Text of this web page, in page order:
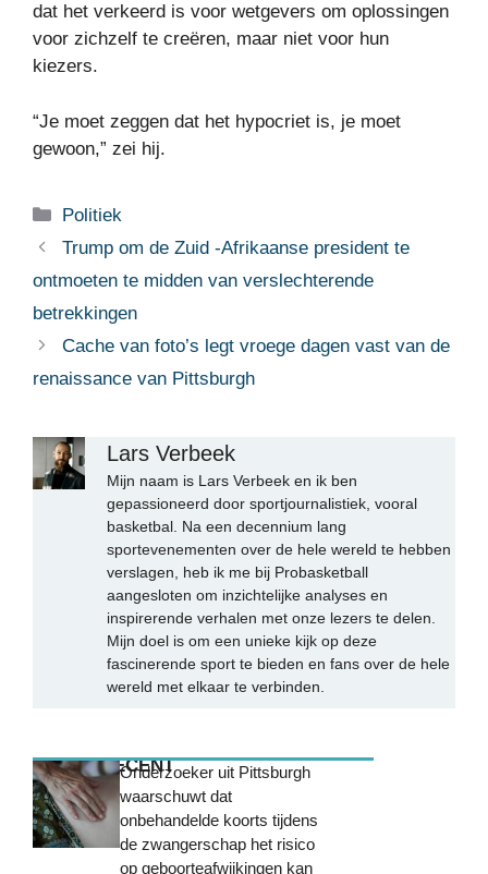
dat het verkeerd is voor wetgevers om oplossingen
voor zichzelf te creëren, maar niet voor hun
kiezers.
“Je moet zeggen dat het hypocriet is, je moet
gewoon,” zei hij.
Categorieën
Politiek
Trump om de Zuid -Afrikaanse president te
ontmoeten te midden van verslechterende
betrekkingen
Cache van foto’s legt vroege dagen vast van de
renaissance van Pittsburgh
Lars Verbeek
Mijn naam is Lars Verbeek en ik ben
gepassioneerd door sportjournalistiek, vooral
basketbal. Na een decennium lang
sportevenementen over de hele wereld te hebben
verslagen, heb ik me bij Probasketball
aangesloten om inzichtelijke analyses en
inspirerende verhalen met onze lezers te delen.
Mijn doel is om een unieke kijk op deze
fascinerende sport te bieden en fans over de hele
wereld met elkaar te verbinden.
MEEST RECENTOnderzoeker uit Pittsburgh
waarschuwt dat
onbehandelde koorts tijdens
de zwangerschap het risico
op geboorteafwijkingen kan